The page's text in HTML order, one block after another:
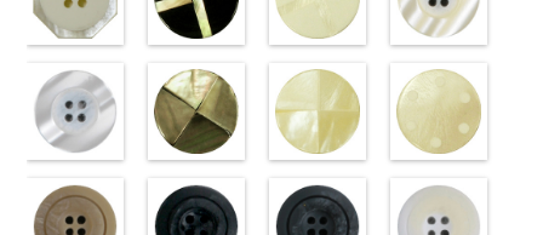
タン直径
23mm／小ボ
18mm 4000
ボタン直径
23mm／小ボ
18mm 4000
ブラウン
ラワー 大ボ
23mm／小ボ
タン直径
18mm
4000
ベージュ フ
ラワー 大ボ
23mm／小ボ
タン直径
18mm
4000
09/SN)
http://www.anys.co.jp/wp-
09.jpg
PW2039-09
ブラック フ
ラワー 大ボ
23mm／小ボ
タン直径
001/SN)
http://www.anys.co.jp/wp-
001.jpg
PW2039-001
ホワイト フ
ラワー 大ボ
23mm／小ボ
タン直径
http://www.anys.co.jp/wp-
content/uploads/2013/04/10059668-
10059668-47
ブラウン 八
角
大ボタン
直径23mm／
18mm 4000
http://
content/uploads/
10059668-09
ブラック 八
角
大ボタン
直径23mm／
18mm
4000
(10059668-
01/SN)
http://www.anys.co.jp/wp-
content/uploads/2013/04/10059668-
10059668-01
ホワイト
八
ク(10059641-
09/SN)
http://www.anys.co.jp/wp-
content/uploads/2013/04/10059641-
10059641-09
ブラック ク
ト(10059641-
01/SN)
http://www.anys.co.jp/wp-
content/uploads/2013/04/10059641-
10059641-01
ホワイト ク
クリーム
(10029319-
42/SN)
http://
42.jpg
10029319-42
ホワイト
(10029319-
ラック
(10055476-
ワイト
(10055476-
ワイト
(10059633-